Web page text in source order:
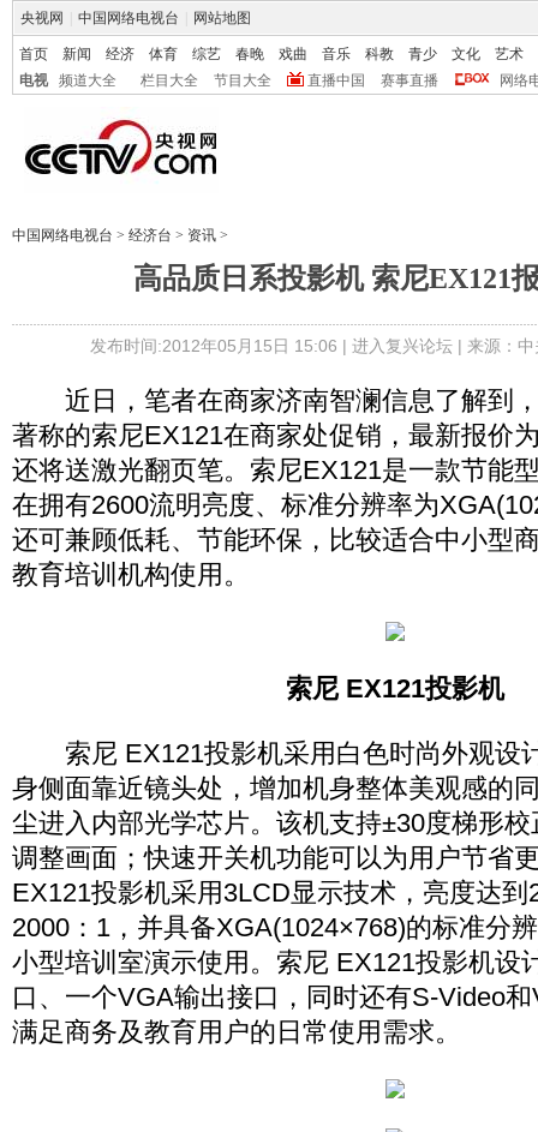
央视网 中国网络电视台 网站地图
首页 新闻 经济 体育 综艺 春晚 戏曲 音乐 科教 青少 文化
艺术
电视
频道大全 栏目大全 节目大全 直播中国 赛事直播 网络
中国网络电视台 > 经济台 > 资讯 >
高品质日系投影机 索尼EX121
发布时间:2012年05月15日 15:06 | 进入复兴论坛| 来源：
近日，笔者在商家济南智澜信息了解到
著称的索尼EX121在商家处促销，最新报价
还将送激光翻页笔。索尼EX121是一款节能
在拥有2600流明亮度、标准分辨率为
还可兼顾低耗、节能环保，比较适合中小型
教育培训机构使用。
索尼 EX121投影机
索尼 EX121投影机采用白色时尚外观设
身侧面靠近镜头处，增加机身整体美观感的
尘进入内部光学芯片。该机支持±30度梯形
调整画面；快速开关机功能可以为用户节省
EX121投影机采用3LCD显示技术，亮度达
2000：1，并具备XGA(1024×768)的标准分
小型培训室演示使用。索尼 EX121投影机设
口、一个VGA输出接口，同时还有S-Video
满足商务及教育用户的日常使用需求。